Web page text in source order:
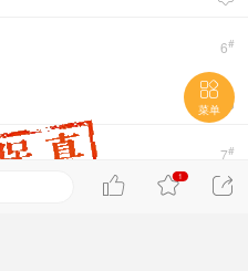
6#

7#

菜单

1
